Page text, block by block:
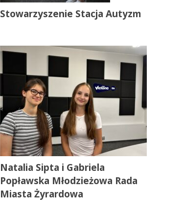
Stowarzyszenie Stacja Autyzm
Natalia Sipta i Gabriela
Popławska Młodzieżowa Rada
Miasta Żyrardowa